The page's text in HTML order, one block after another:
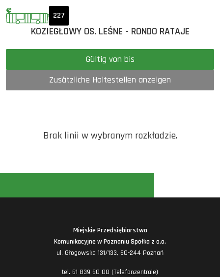
227
KOZIEGŁOWY OS. LEŚNE - RONDO RATAJE
Gültig von bis
Zusätzliche Haltestellen anzeigen
Brak linii w wybranym rozkładzie.
Miejskie Przedsiębiorstwo
Komunikacyjne w Poznaniu Spółka z o.o.
ul. Głogowska 131/133, 60-244 Poznań
tel. 61 839 60 00 (Telefonzentrale)